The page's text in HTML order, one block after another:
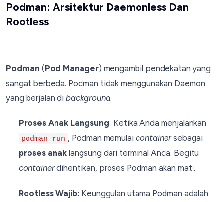
Podman: Arsitektur Daemonless Dan
Rootless
Podman (Pod Manager) mengambil pendekatan yang
sangat berbeda. Podman tidak menggunakan Daemon
yang berjalan di background.
Proses Anak Langsung: Ketika Anda menjalankan
podman run , Podman memulaicontainersebagai
proses anaklangsung dari terminal Anda. Begitu
containerdihentikan, proses Podman akan mati.
Rootless Wajib: Keunggulan utama Podman adalah